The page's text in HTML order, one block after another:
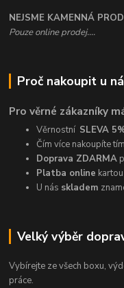
NEJSME KAMENNÁ
Pouze online prodej....
Proč nakoupit u
Pro věrné zákazníky
Věrnostní SLEVA
Čím více nakoupíte
Doprava ZDARMA
Platba online
U nás skladem
Velký výběr
Vybírejte ze všech boxu,
práce.